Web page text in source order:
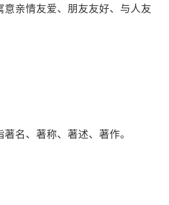
亲情友爱、朋友友好、与人友
名、著称、著述、著作。